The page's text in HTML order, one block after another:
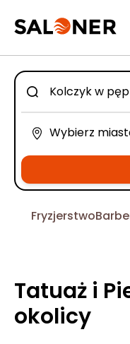
Fryzjerstwo
Tatuaż i
okolicy